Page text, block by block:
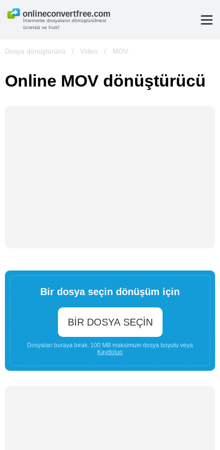
İnternette dosyaların dönüştürülmesi
ücretsiz ve hızlı!
Dosya dönüştürücü / Video / MOV
Online MOV dönüştürücü
Bir dosya seçin dönüşüm için
BIR DOSYA SEÇIN
Dosyaları buraya bırak. 100 MB maksimum dosya boyutu veya
Kaydolun